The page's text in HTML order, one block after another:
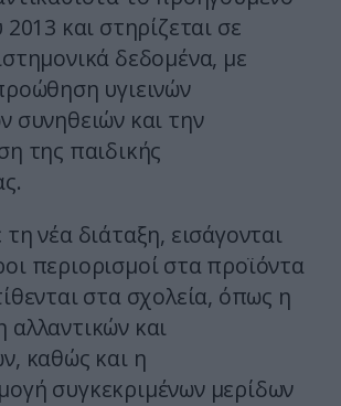
και στηρίζεται σε
δεδομένα, με
υγιεινών
συνηθειών και την
της παιδικής
νέα διάταξη, εισάγονται
περιορισμοί στα προϊόντα
στα σχολεία, όπως η
και
καθώς και η
συγκεκριμένων μερίδων